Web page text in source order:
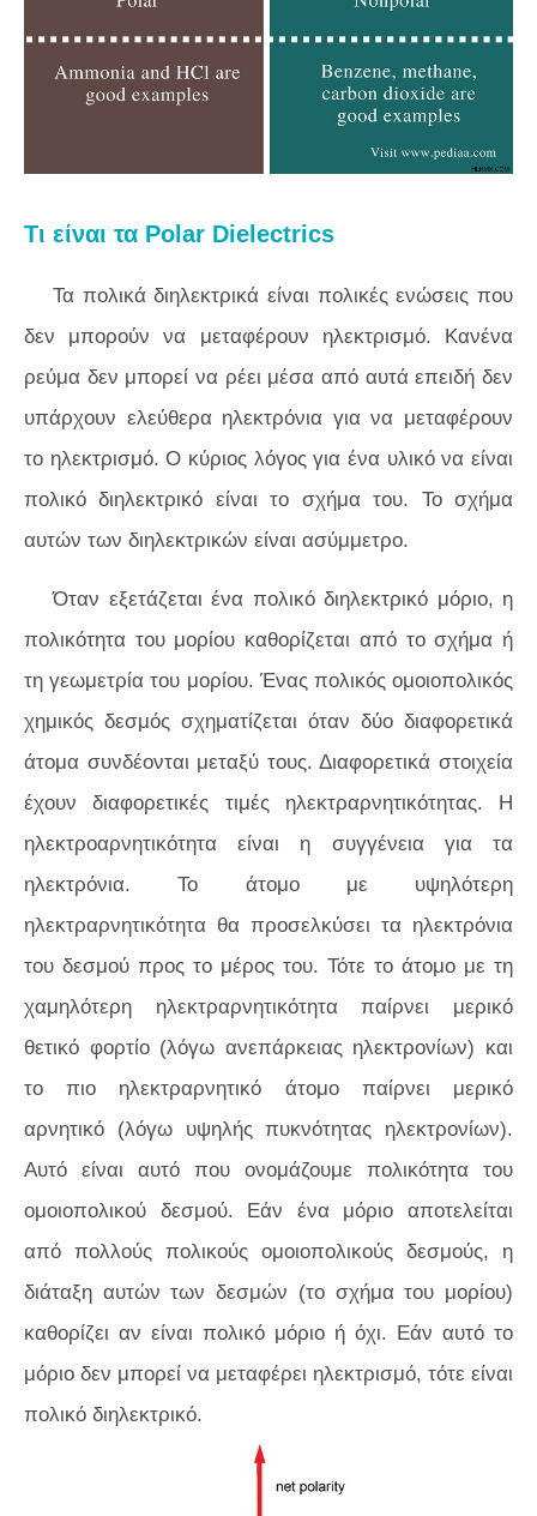
Τι είναι τα Polar Dielectrics
Τα πολικά διηλεκτρικά είναι πολικές ενώσεις που
δεν μπορούν να μεταφέρουν ηλεκτρισμό. Κανένα
ρεύμα δεν μπορεί να ρέει μέσα από αυτά επειδή δεν
υπάρχουν ελεύθερα ηλεκτρόνια για να μεταφέρουν
το ηλεκτρισμό. Ο κύριος λόγος για ένα υλικό να είναι
πολικό διηλεκτρικό είναι το σχήμα του. Το σχήμα
αυτών των διηλεκτρικών είναι ασύμμετρο.
Όταν εξετάζεται ένα πολικό διηλεκτρικό μόριο, η
πολικότητα του μορίου καθορίζεται από το σχήμα ή
τη γεωμετρία του μορίου. Ένας πολικός ομοιοπολικός
χημικός δεσμός σχηματίζεται όταν δύο διαφορετικά
άτομα συνδέονται μεταξύ τους. Διαφορετικά στοιχεία
έχουν διαφορετικές τιμές ηλεκτραρνητικότητας. Η
ηλεκτροαρνητικότητα είναι η συγγένεια για τα
ηλεκτρόνια. Το άτομο με υψηλότερη
ηλεκτραρνητικότητα θα προσελκύσει τα ηλεκτρόνια
του δεσμού προς το μέρος του. Τότε το άτομο με τη
χαμηλότερη ηλεκτραρνητικότητα παίρνει μερικό
θετικό φορτίο (λόγω ανεπάρκειας ηλεκτρονίων) και
το πιο ηλεκτραρνητικό άτομο παίρνει μερικό
αρνητικό (λόγω υψηλής πυκνότητας ηλεκτρονίων).
Αυτό είναι αυτό που ονομάζουμε πολικότητα του
ομοιοπολικού δεσμού. Εάν ένα μόριο αποτελείται
από πολλούς πολικούς ομοιοπολικούς δεσμούς, η
διάταξη αυτών των δεσμών (το σχήμα του μορίου)
καθορίζει αν είναι πολικό μόριο ή όχι. Εάν αυτό το
μόριο δεν μπορεί να μεταφέρει ηλεκτρισμό, τότε είναι
πολικό διηλεκτρικό.